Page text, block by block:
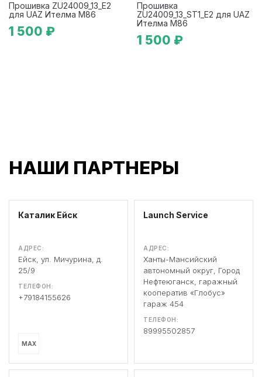
Прошивка ZU24009_13_E2
для UAZ Ителма М86
1 500 ₽
Прошивка
ZU24009_13_ST1_E2 для UAZ
Ителма М86
1 500 ₽
НАШИ ПАРТНЕРЫ
Каталик Ейск
АДРЕС:
Ейск, ул. Мичурина, д.
25/9
ТЕЛЕФОН:
+79184155626
MAX
Launch Service
АДРЕС:
Ханты-Мансийский
автономный округ, Город
Нефтеюганск, гаражный
кооператив «Глобус»
гараж 454
ТЕЛЕФОН:
89995502857